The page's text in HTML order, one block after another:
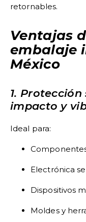
retornables.
Ventajas
embalaje
México
1.
impacto y
Ideal para:
Electrónica
Dispositivos
Moldes y